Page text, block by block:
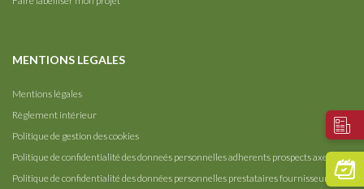
MENTIONS LEGALES
Mentions légales
Règlement intérieur
Politique de gestion des cookies
Politique de confidentialité des donneés personnelles adherents prospects axelera
Politique de confidentialité des données personnelles prestataires fournisseurs